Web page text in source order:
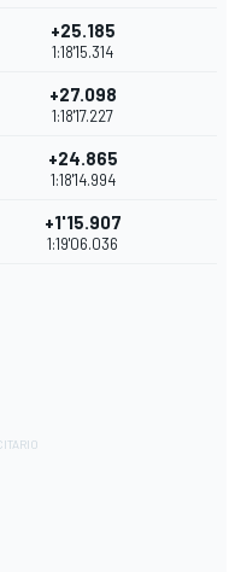
+25.185
1:18'15.314
+27.098
1:18'17.227
+24.865
1:18'14.994
+1'15.907
1:19'06.036